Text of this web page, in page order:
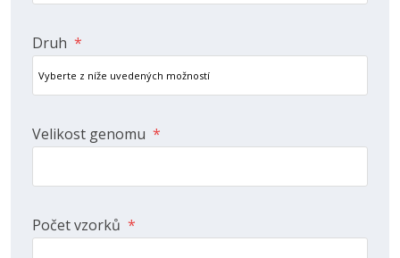
Druh *
Velikost genomu *
Počet vzorků *